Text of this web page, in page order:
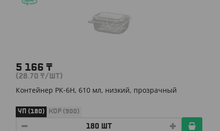
5 166 ₸
(28.70 ₸/ШТ)
Контейнер РК-6Н, 610 мл, низкий, прозрачный
УП (180) КОР (900)